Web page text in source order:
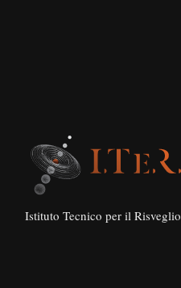
Istituto Tecnico per il Risveglio